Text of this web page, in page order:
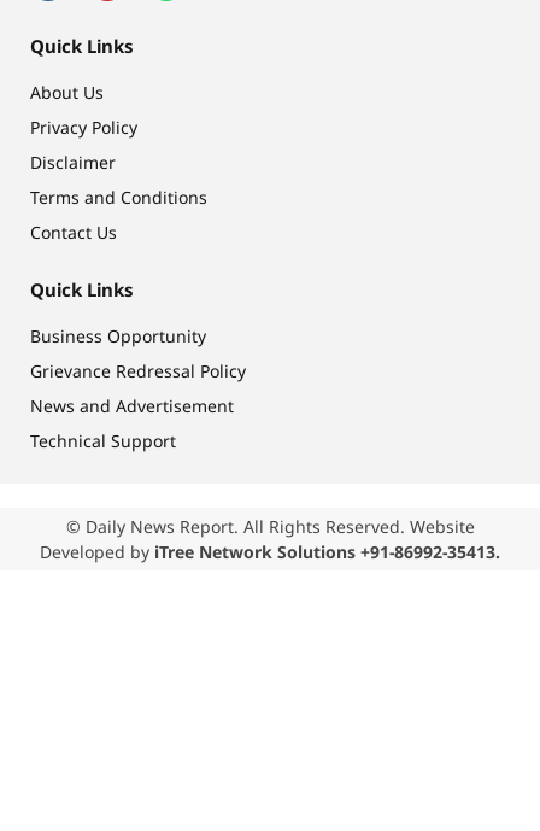
Quick Links
About Us
Privacy Policy
Disclaimer
Terms and Conditions
Contact Us
Quick Links
Business Opportunity
Grievance Redressal Policy
News and Advertisement
Technical Support
© Daily News Report. All Rights Reserved. Website
Developed by iTree Network Solutions +91-86992-35413.